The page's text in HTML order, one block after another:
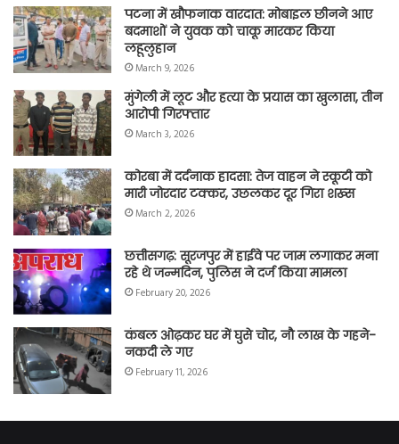
पटना में खौफनाक वारदात: मोबाइल छीनने आए
बदमाशों ने युवक को चाकू मारकर किया
लहूलुहान
March 9, 2026
मुंगेली में लूट और हत्या के प्रयास का खुलासा, तीन
आरोपी गिरफ्तार
March 3, 2026
कोरबा में दर्दनाक हादसा: तेज वाहन ने स्कूटी को
मारी जोरदार टक्कर, उछलकर दूर गिरा शख्स
March 2, 2026
छत्तीसगढ़: सूरजपुर में हाईवे पर जाम लगाकर मना
रहे थे जन्मदिन, पुलिस ने दर्ज किया मामला
February 20, 2026
कंबल ओढ़कर घर में घुसे चोर, नौ लाख के गहने-
नकदी ले गए
February 11, 2026